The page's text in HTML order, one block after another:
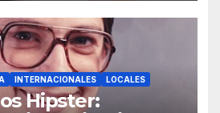
INTERNACIONALES LOCALES
Hipster: